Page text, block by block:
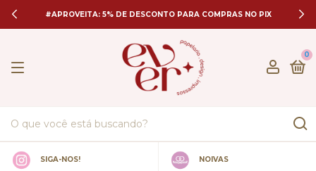
#APROVEITA: 5% DE DESCONTO PARA COMPRAS NO PIX
0
SIGA-NOS! NOIVAS